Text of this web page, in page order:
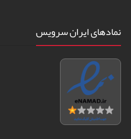
نمادهای ایران سرویس